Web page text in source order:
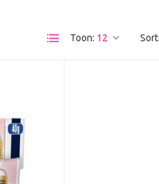
Toon: